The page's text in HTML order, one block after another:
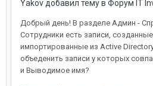
Yakov добавил тему в Форум IT
Добрый день! В разделе Админ -
Сотрудники есть записи,
импортированные из Active
объеденить записи у которых
и Выводимое имя?